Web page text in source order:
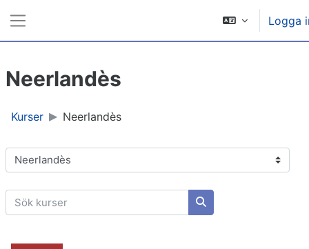
Logga
Neerlandès
Kurser Neerlandès
Kurskategorier
Sök kurser
Sök kurser